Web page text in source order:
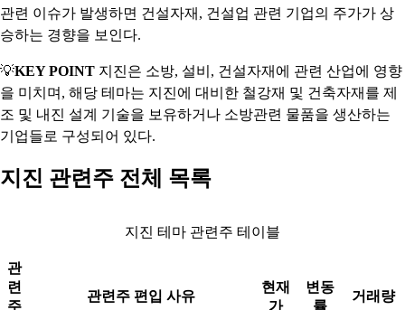
관련 이슈가 발생하면 건설자재, 건설업 관련 기업의 주가가 상
승하는 경향을 보인다.
💡KEY POINT 지진은 소방, 설비, 건설자재에 관련 산업에 영향
을 미치며, 해당 테마는 지진에 대비한 철강재 및 건축자재를 제
조 및 내진 설계 기술을 보유하거나 소방관련 물품을 생산하는
기업들로 구성되어 있다.
지진 관련주 전체 목록
지진 테마 관련주 테이블
관
련
주
관련주 편입 사유
현재
가
변동
률
거래량